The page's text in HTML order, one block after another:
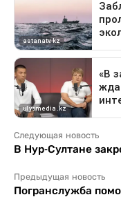
Следующая новость
В Нур-Султане
Предыдущая новость
Погранслужба